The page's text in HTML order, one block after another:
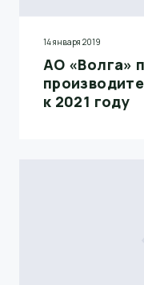
14 января 2019
АО «Волга»
к 2021 году